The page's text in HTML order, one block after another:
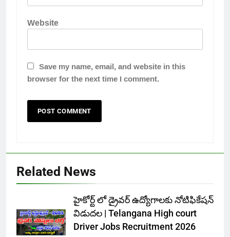
Website
Save my name, email, and website in this
browser for the next time I comment.
Related News
హైకోర్ట్ లో డ్రైవర్ ఉద్యోగాలకు నోటిఫికేషన్
విడుదల | Telangana High court
Driver Jobs Recruitment 2026